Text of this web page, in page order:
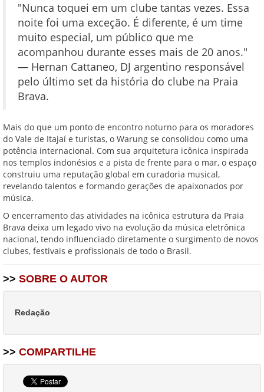
"Nunca toquei em um clube tantas vezes. Essa
noite foi uma exceção. É diferente, é um time
muito especial, um público que me
acompanhou durante esses mais de 20 anos."
— Hernan Cattaneo, DJ argentino responsável
pelo último set da história do clube na Praia
Brava.
Mais do que um ponto de encontro noturno para os moradores
do Vale de Itajaí e turistas, o Warung se consolidou como uma
potência internacional. Com sua arquitetura icônica inspirada
nos templos indonésios e a pista de frente para o mar, o espaço
construiu uma reputação global em curadoria musical,
revelando talentos e formando gerações de apaixonados por
música.
O encerramento das atividades na icônica estrutura da Praia
Brava deixa um legado vivo na evolução da música eletrônica
nacional, tendo influenciado diretamente o surgimento de novos
clubes, festivais e profissionais de todo o Brasil.
>> SOBRE O AUTOR
Redação
>> COMPARTILHE